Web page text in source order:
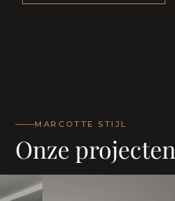
MARCOTTE STIJL
Onze projecten